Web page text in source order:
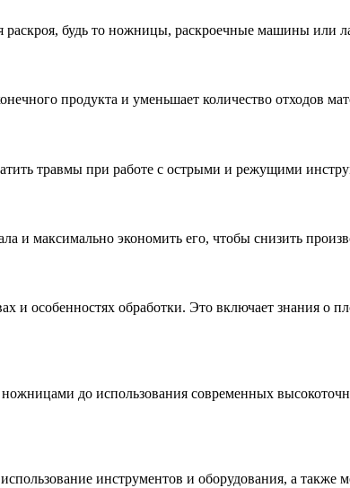
будь то ножницы, раскроечные машины или
продукта и уменьшает количество отходов
травмы при работе с острыми и режущими
и максимально экономить его, чтобы снизить
особенностях обработки. Это включает знания о
ножницами до использования современных
инструментов и оборудования, а